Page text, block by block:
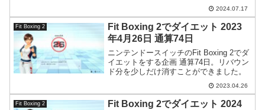
2024.07.17
Fit Boxing 2
Fit Boxing 2でダイエット 2023
年4月26日 通算74日
ニンテンドースイッチのFit Boxing 2でダ
イエットをする企画 通算74日。リバウン
ド分を少しだけ消すことができました。
2023.04.26
Fit Boxing 2
Fit Boxing 2でダイエット 2024